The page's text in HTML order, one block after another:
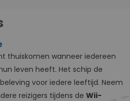
thuiskomen wanneer iedereen
leven heeft. Het schip de
voor iedere leeftijd. Neem
reizigers tijdens de Wii-